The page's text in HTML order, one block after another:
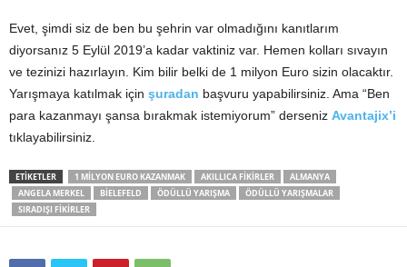
Evet, şimdi siz de ben bu şehrin var olmadığını kanıtlarım
diyorsanız 5 Eylül 2019’a kadar vaktiniz var. Hemen kolları sıvayın
ve tezinizi hazırlayın. Kim bilir belki de 1 milyon Euro sizin olacaktır.
Yarışmaya katılmak için şuradan başvuru yapabilirsiniz. Ama “Ben
para kazanmayı şansa bırakmak istemiyorum” derseniz Avantajix’i
tıklayabilirsiniz.
ETIKETLER 1 MILYON EURO KAZANMAK AKILLICA FIKIRLER
ALMANYA
ANGELA MERKEL
BIELEFELD ÖDÜLLÜ YARIŞMA
ÖDÜLLÜ YARIŞMALAR
SIRADIŞI FIKIRLER